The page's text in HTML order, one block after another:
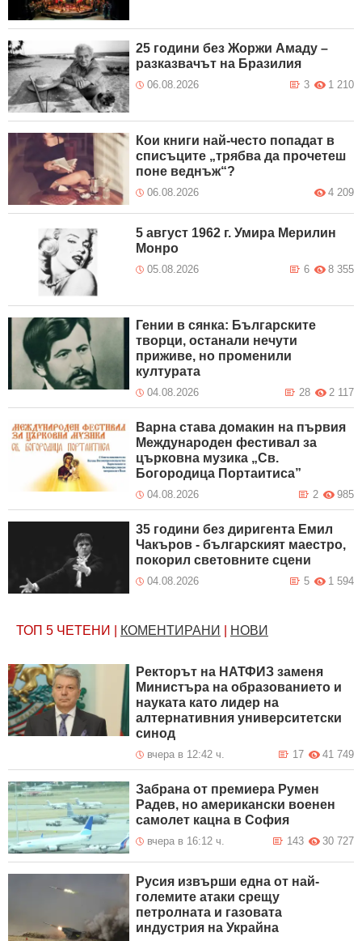
25 години без Жоржи Амаду –
разказвачът на Бразилия
06.08.2026 1 210
3
Кои книги най-често попадат в
списъците „трябва да прочетеш
поне веднъж“?
06.08.2026 4 209
5 август 1962 г. Умира Мерилин
Монро
05.08.2026 8 355
6
Гении в сянка: Българските
творци, останали нечути
приживе, но променили
културата
04.08.2026 2 117
28
Варна става домакин на първия
Международен фестивал за
църковна музика „Св.
Богородица Портаитиса”
04.08.2026 985
2
35 години без диригента Емил
Чакъров - българският маестро,
покорил световните сцени
04.08.2026 1 594
5
ТОП 5 ЧЕТЕНИ КОМЕНТИРАНИ НОВИ
Ректорът на НАТФИЗ заменя
Министъра на образованието и
науката като лидер на
алтернативния университетски
синод
вчера в 12:42 ч. 41 749
17
Забрана от премиера Румен
Радев, но американски военен
самолет кацна в София
вчера в 16:12 ч. 30 727
143
Русия извърши една от най-
големите атаки срещу
петролната и газовата
индустрия на Украйна